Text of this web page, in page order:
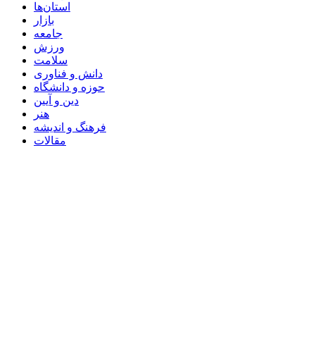
استان‌ها
بازار
جامعه
ورزش
سلامت
دانش و فناوری
حوزه و دانشگاه
دین و آیین
هنر
فرهنگ و اندیشه
مقالات